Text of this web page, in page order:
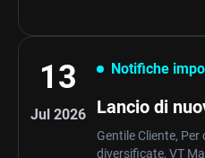
13
Jul 2026
Notifiche
Lancio di
Gentile Cliente,
diversificate, VT